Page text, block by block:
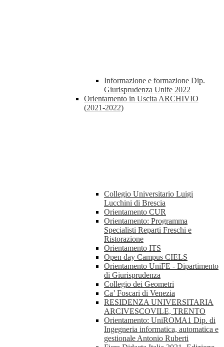
Informazione e formazione Dip.
Giurisprudenza Unife 2022
Orientamento in Uscita ARCHIVIO
(2021-2022)
Collegio Universitario Luigi
Lucchini di Brescia
Orientamento CUR
Orientamento: Programma
Specialisti Reparti Freschi e
Ristorazione
Orientamento ITS
Open day Campus CIELS
Orientamento UniFE - Dipartimento
di Giurisprudenza
Collegio dei Geometri
Ca’ Foscari di Venezia
RESIDENZA UNIVERSITARIA
ARCIVESCOVILE, TRENTO
Orientamento: UniROMA1 Dip. di
Ingegneria informatica, automatica e
gestionale Antonio Ruberti